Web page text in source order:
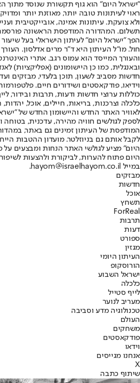
"ישראל היום" הוא גוף תקשורת שנוסד מתוך
ראוי לעיתונות טובה יותר, מאוזנת יותר
ולא צועקת. עיתונות אמינה, אובייקטיבית
הפך "ישראל היום" לעיתון הישראלי בעל
חול. מו"ל העיתון היא ד"ר מרים אדלסון.
והעורך המייסד הוא עמוס רגב. אתרי
חדשות מסביב לשעון, תוכן בלעדי, מבזקים
וידיאו, פודקאסטים ושידורים חיים.
כוללות ערוצי חדשות ודעות, תרבות ובידור,
לאוויר האתר החדש והיישומון החדש של
לספק לגולשים חוויה מהירה, עדכנית, בטוחה
המודפסת של העיתון זמינים גם באתר,
לקבל אותם גם בניוזלטר. מועדון ההטבות
היום" מציע לגולשי האתר הנחות ומבצעים על
היום פתוח להערות, לביקורת ולהצעות
במייל hayom@israelhayom.co.il.
מבזקים
חדשות
אוכל
תשחץ
ForReal
תרבות
דעות
ספורט
מגזין
העיתון היומי
הורוסקופ
ישראל השבוע
כלכלה
לייף סטייל
מעריב לנוער
טכנולוגיה מדע וסביבה
העולם
משחקים
פודקאסטים
וידאו
אנחנו מגייסים
X
שיתוף כתבה